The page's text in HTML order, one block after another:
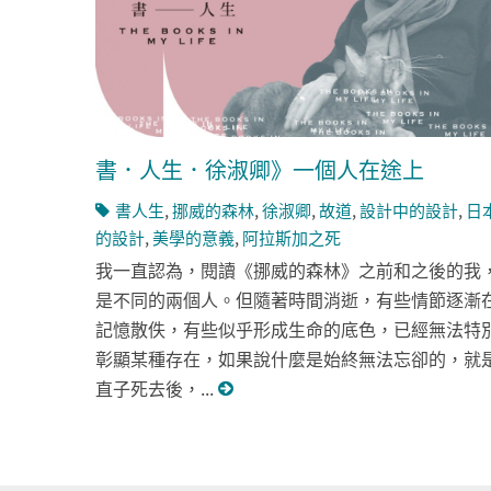
書．人生．徐淑卿》一個人在途上
書人生,挪威的森林,徐淑卿,故道,設計中的設計, 日
的設計,美學的意義, 阿拉斯加之死
我一直認為，閱讀《挪威的森林》之前和之後的我，
是不同的兩個人。但隨著時間消逝，有些情節逐漸
記憶散佚，有些似乎形成生命的底色，已經無法特
彰顯某種存在，如果說什麼是始終無法忘卻的，就
直子死去後，...